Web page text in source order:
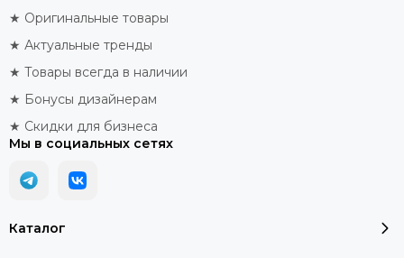
Каталог
★ Оригинальные товары
★ Актуальные тренды
★ Товары всегда в наличии
★ Бонусы дизайнерам
★ Скидки для бизнеса
Мы в социальных сетях